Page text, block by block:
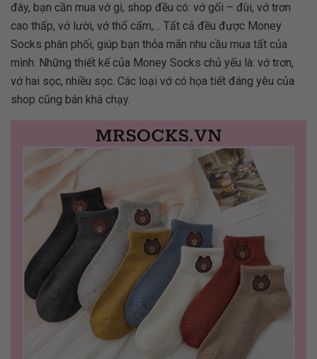
đây, bạn cần mua vớ gì, shop đều có: vớ gối – đùi, vớ trơn
cao thấp, vớ lười, vớ thổ cẩm,… Tất cả đều được Money
Socks phân phối, giúp bạn thỏa mãn nhu cầu mua tất của
mình. Những thiết kế của Money Socks chủ yếu là: vớ trơn,
vớ hai sọc, nhiều sọc. Các loại vớ có họa tiết đáng yêu của
shop cũng bán khá chạy.